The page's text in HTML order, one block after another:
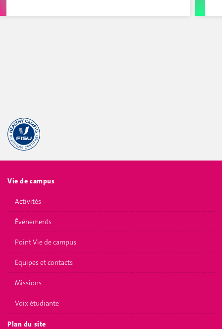
Vie de campus
Activités
Événements
Point Vie de campus
Équipes et contacts
Missions
Voix étudiante
Plan du site